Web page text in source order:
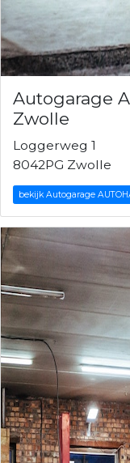
Autogarage
Zwolle
Loggerweg 1
8042PG Zwolle
bekijk Autogarage